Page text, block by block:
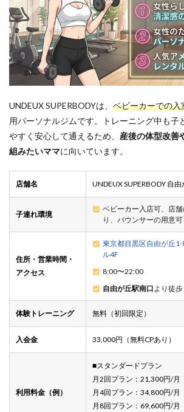
UNDEUX SUPERBODYは、 ベビーカーでの入
用パーソナルジムです。トレーニング中も子
やすく安心して通えるため、 産後の体型改善
組みたいママに向いています。
店舗名 UNDEUX SUPERBODY 自由
子連れ環境
ベビーカー入店可、店
り、バウンサーの用意可
住所・営業時間・
アクセス
東京都目黒区自由が丘
ル4F
8:00〜22:00
自由が丘駅南口 より徒
体験トレーニング 無料（初回限定）
入会金 33,000円（無料CPあり）
利用料金（例）
■スタンダードプラン
月2回プラン：21,300円/月
月4回プラン：34,800円/月
月8回プラン：69,600円/月